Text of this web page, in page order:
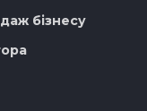
бізнесу